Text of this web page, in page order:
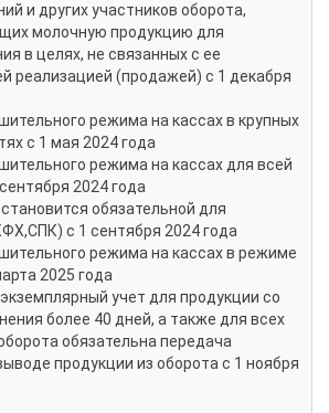
и других участников оборота,
молочную продукцию для
в целях, не связанных с ее
реализацией (продажей) c 1 декабря
режима на кассах в крупных
с 1 мая 2024 года
режима на кассах для всей
2024 года
обязательной для
c 1 сентября 2024 года
режима на кассах в режиме
2025 года
учет для продукции со
более 40 дней, а также для всех
обязательна передача
продукции из оборота с 1 ноября